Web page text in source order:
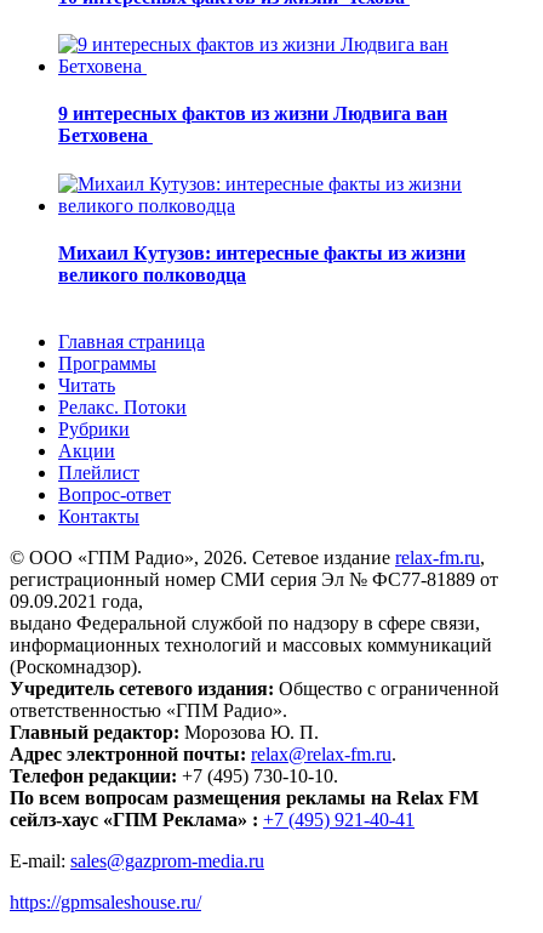
9 интересных фактов из жизни Людвига ван
Бетховена
Михаил Кутузов: интересные факты из жизни
великого полководца
Главная страница
Программы
Читать
Релакс. Потоки
Рубрики
Акции
Плейлист
Вопрос-ответ
Контакты
© ООО «ГПМ Радио», 2026. Сетевое издание relax-fm.ru,
регистрационный номер СМИ серия Эл № ФС77-81889 от
09.09.2021 года,
выдано Федеральной службой по надзору в сфере связи,
информационных технологий и массовых коммуникаций
(Роскомнадзор).
Учредитель сетевого издания: Общество с ограниченной
ответственностью «ГПМ Радио».
Главный редактор: Морозова Ю. П.
Адрес электронной почты: relax@relax-fm.ru.
Телефон редакции: +7 (495) 730-10-10.
По всем вопросам размещения рекламы на Relax FM
сейлз-хаус «ГПМ Реклама» : +7 (495) 921-40-41
E-mail: sales@gazprom-media.ru
https://gpmsaleshouse.ru/